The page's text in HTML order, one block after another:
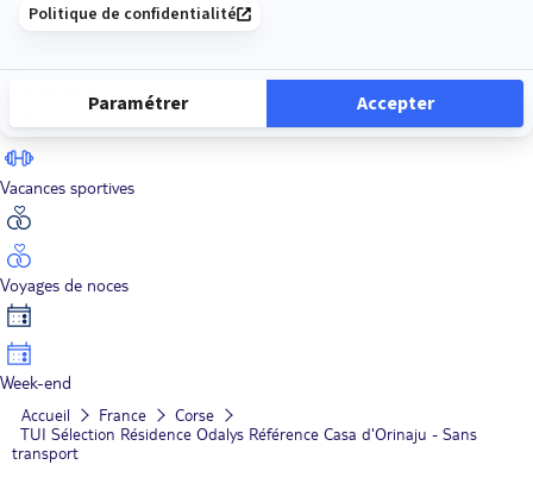
Vacances sportives
Voyages de noces
Week-end
Accueil France
Corse
TUI Sélection Résidence Odalys Référence Casa d'Orinaju - Sans
transport